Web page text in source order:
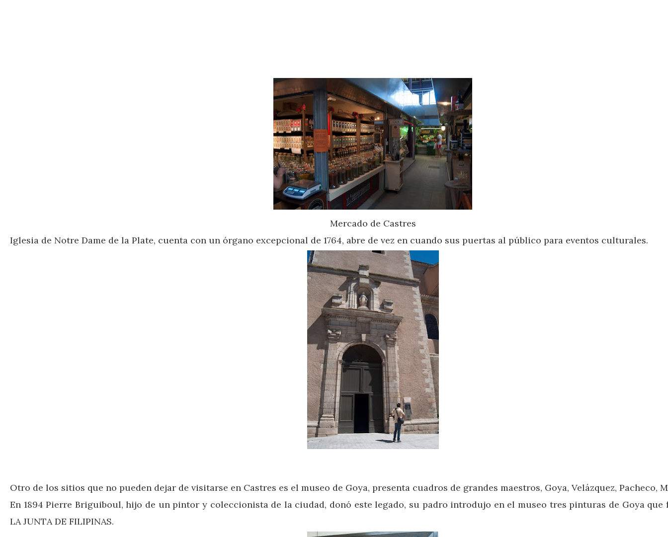
Mercado de Castres
Iglesia de Notre Dame de la Plate, cuenta con un órgano excepcional de 1764, abre de vez en cuando sus puertas al público para eventos culturales.
Otro de los sitios que no pueden dejar de visitarse en Castres es el museo de Goya, presenta cuadros de grandes maestros, Goya, Velázquez, Pacheco,
En 1894 Pierre Briguiboul, hijo de un pintor y coleccionista de la ciudad, donó este legado, su padro introdujo en el museo tres pinturas de Goya que
LA JUNTA DE FILIPINAS.